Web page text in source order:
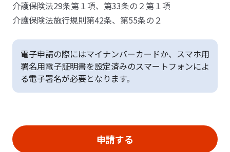
介護保険法29条第１項、第33条の２第１項
介護保険法施行規則第42条、第55条の２
電子申請の際にはマイナンバーカードか、スマホ用
署名用電子証明書を設定済みのスマートフォンによ
る電子署名が必要となります。